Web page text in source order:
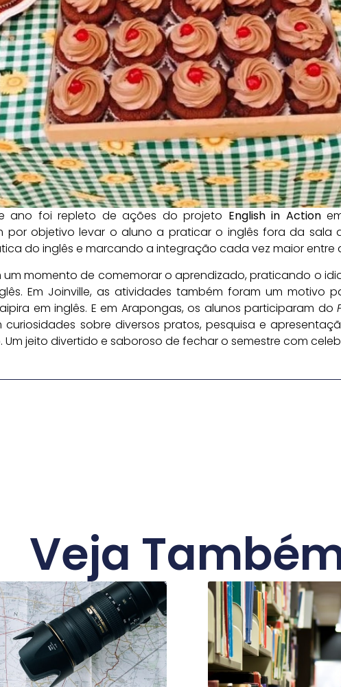
ano foi repleto de ações do projeto English in Action
por objetivo levar o aluno a praticar o inglês fora da sala
do inglês e marcando a integração cada vez maior entre
momento de comemorar o aprendizado, praticando o
Em Joinville, as atividades também foram um motivo
em inglês. E em Arapongas, os alunos participaram do
curiosidades sobre diversos pratos, pesquisa e
jeito divertido e saboroso de fechar o semestre com
Veja